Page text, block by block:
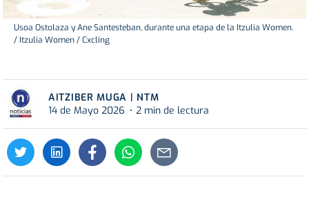
Usoa Ostolaza y Ane Santesteban, durante una etapa de la Itzulia Women.
/ Itzulia Women / Cxcling
AITZIBER MUGA | NTM
14 de Mayo 2026
2 min de lectura